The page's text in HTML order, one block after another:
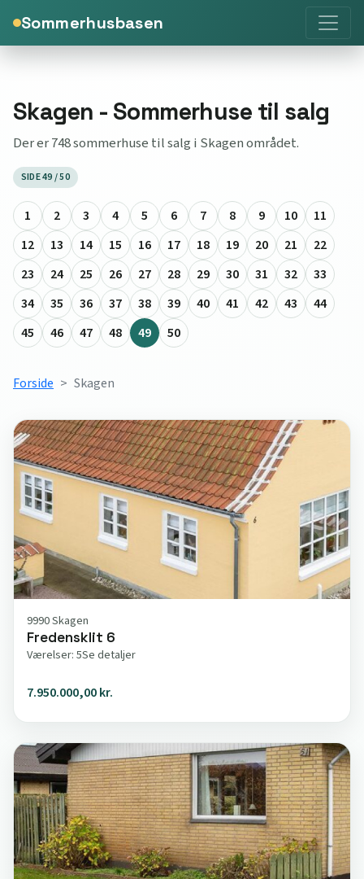
Sommerhusbasen
Skagen - Sommerhuse til salg
Der er 748 sommerhuse til salg i Skagen området.
SIDE 49 / 50
1 2 3 4 5 6 7 8 9 10
11
12
13 14 15 16 17 18 19 20 21
22
23
24 25 26 27 28 29 30 31 32
33
34
35 36 37 38 39 40 41 42 43
44
45
46 47 48 49 50
Forside Skagen
9990 Skagen
Fredensklit 6
Værelser: 5Se detaljer
7.950.000,00 kr.